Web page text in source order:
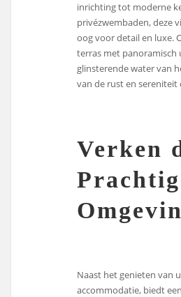
inrichting tot moderne
privézwembaden, deze
oog voor detail en luxe.
terras met panoramisch
glinsterende water van
van de rust en sereniteit
Verken
Naast het genieten van
accommodatie, biedt